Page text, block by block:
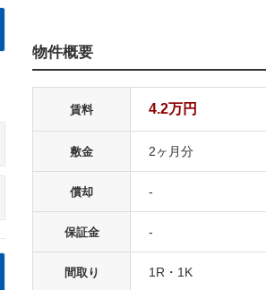
物件概要
賃料 4.2万円
敷金 2ヶ月分
償却 -
保証金 -
間取り 1R・1K